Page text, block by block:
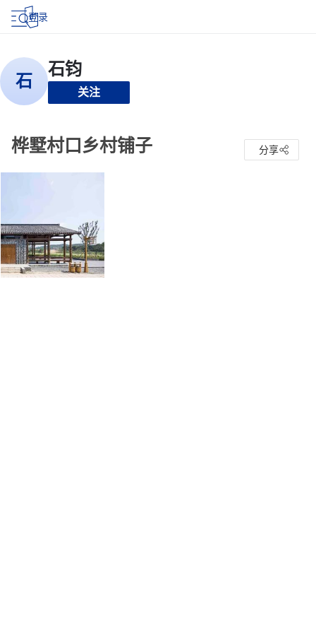
登录
关注
桦墅村口乡村铺子 分享